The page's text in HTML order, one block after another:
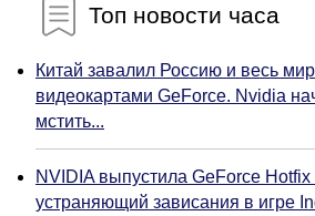
Топ новости часа
Китай завалил Россию и весь
видеокартами GeForce. Nvidia
мстить...
NVIDIA выпустила GeForce Hotfix
устраняющий зависания в игре